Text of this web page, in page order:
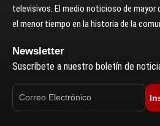
televisivos. El medio noticioso de mayor
el menor tiempo en la historia de la
Newsletter
Suscríbete a nuestro boletín de